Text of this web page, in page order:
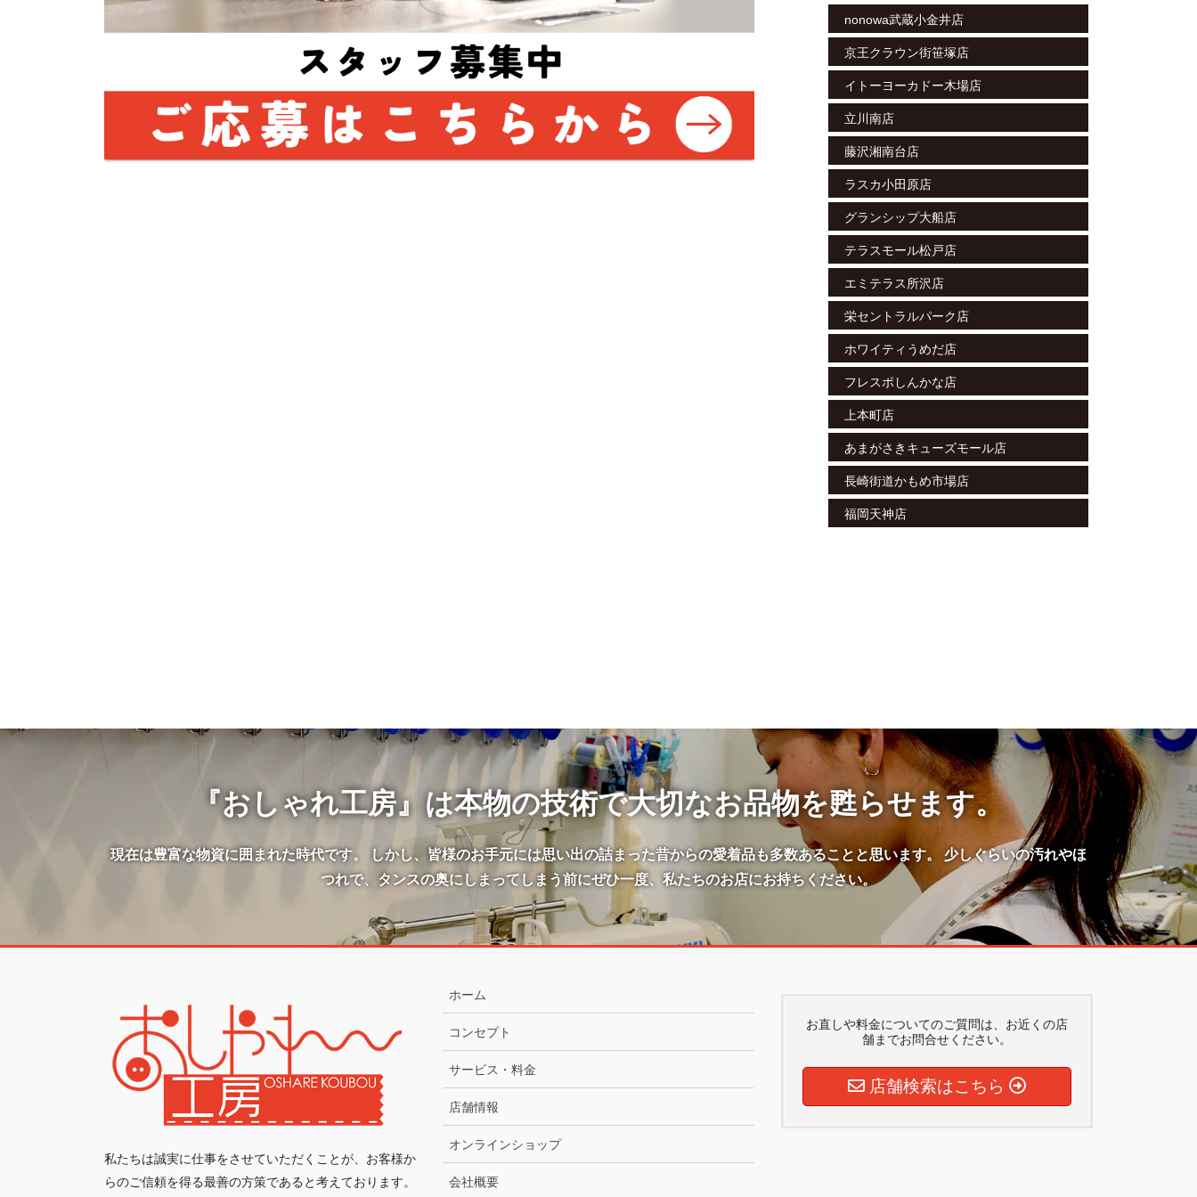
nonowa武蔵小金井店
京王クラウン街笹塚店
イトーヨーカドー木場店
立川南店
藤沢湘南台店
ラスカ小田原店
グランシップ大船店
テラスモール松戸店
エミテラス所沢店
栄セントラルパーク店
ホワイティうめだ店
フレスポしんかな店
上本町店
あまがさきキューズモール店
長崎街道かもめ市場店
福岡天神店
『おしゃれ工房』は本物の技術で大切なお品物を甦らせます。
現在は豊富な物資に囲まれた時代です。 しかし、皆様のお手元には思い出の詰まった昔からの愛着品も多数あることと思います。 少しぐらいの汚れやほ
つれで、タンスの奥にしまってしまう前にぜひ一度、私たちのお店にお持ちください。
私たちは誠実に仕事をさせていただくことが、お客様か
らのご信頼を得る最善の方策であると考えております。
ホーム
コンセプト
サービス・料金
店舗情報
オンラインショップ
会社概要
お直しや料金についてのご質問は、お近くの店
舗までお問合せください。
店舗検索はこちら